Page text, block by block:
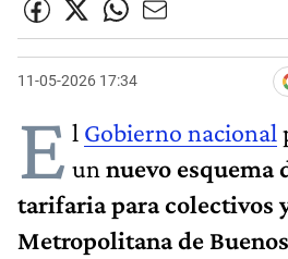
11-05-2026 17:34
E l Gobierno nacional
un nuevo esquema
tarifaria para colectivos
Metropolitana de